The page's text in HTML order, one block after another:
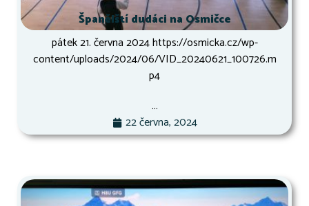
Španělští dudáci na Osmičce
pátek 21. června 2024 https://osmicka.cz/wp-
content/uploads/2024/06/VID_20240621_100726.m
p4
...
22 června, 2024